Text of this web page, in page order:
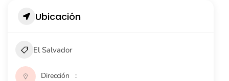
Ubicación
El Salvador
Dirección